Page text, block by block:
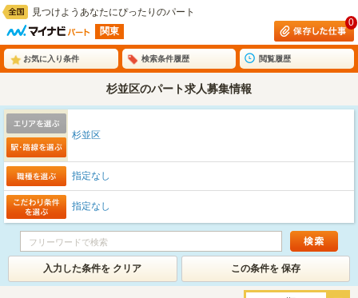
見つけようあなたにぴったりのパート
関東
0
お気に入り条件 検索条件履歴 閲覧履歴
杉並区のパート求人募集情報
杉並区
指定なし
指定なし
入力した条件を クリア この条件を 保存